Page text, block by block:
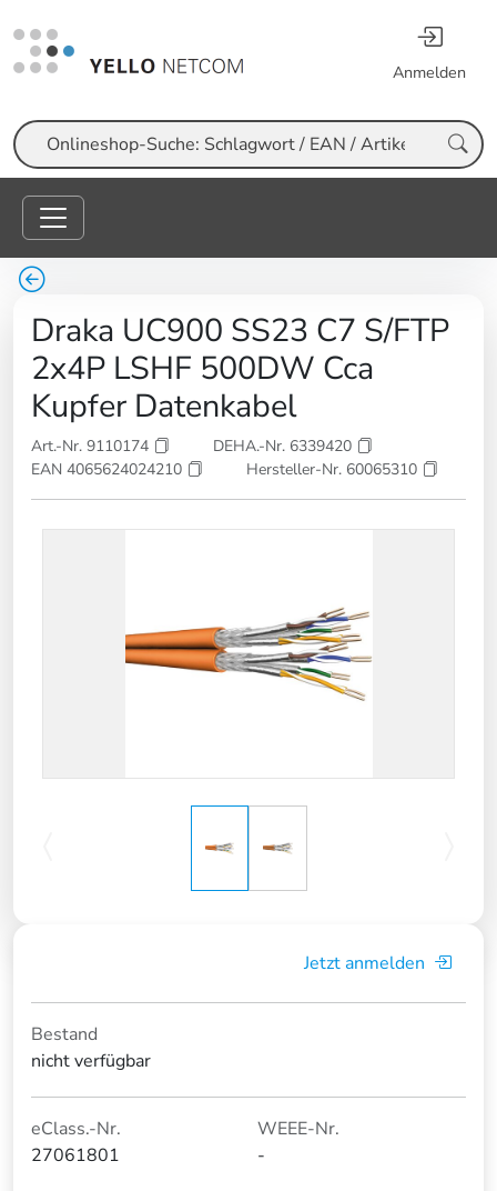
Anmelden
Suche
Draka UC900 SS23 C7 S/FTP
2x4P LSHF 500DW Cca
Kupfer Datenkabel
Art.-Nr. 9110174
DEHA.-Nr. 6339420
EAN 4065624024210
Hersteller-Nr. 60065310
Jetzt anmelden
Bestand
nicht verfügbar
eClass.-Nr.
27061801
WEEE-Nr.
-